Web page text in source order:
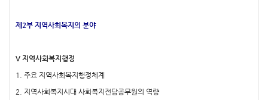
제2부 지역사회복지의 분야
V 지역사회복지행정
1. 주요 지역사회복지행정체계
2. 지역사회복지시대 사회복지전담공무원의 역량